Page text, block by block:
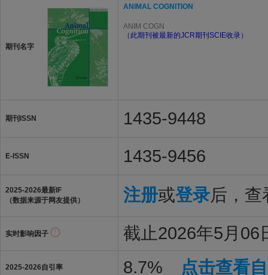
期刊名字
ANIMAL COGNITION
ANIM COGN
（此期刊被最新的JCR期刊SCIE收录）
期刊ISSN 1435-9448
E-ISSN 1435-9456
2025-2026最新IF
（数据来源于网友提供）
注册或登录后，查
实时影响因子 截止2026年5月06
2025-2026自引率 8.7% 点击查看